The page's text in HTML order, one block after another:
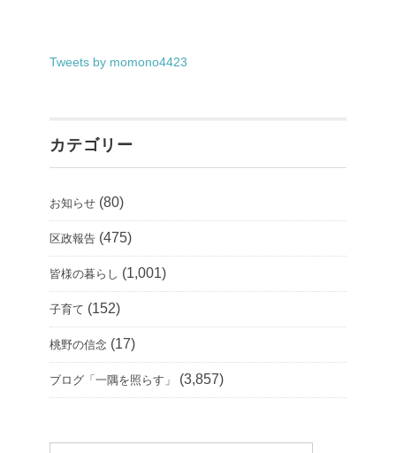
Tweets by momono4423
カテゴリー
お知らせ (80)
区政報告 (475)
皆様の暮らし (1,001)
子育て (152)
桃野の信念 (17)
ブログ「一隅を照らす」 (3,857)